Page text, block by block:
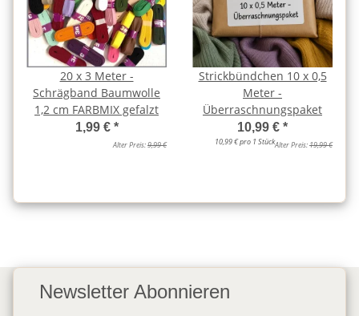
20 x 3 Meter -
Schrägband Baumwolle
1,2 cm FARBMIX gefalzt
1,99 € *
Alter Preis:9,99 €
Strickbündchen 10 x 0,5
Meter -
Überraschnungspaket
10,99 € *
10,99 € pro 1 StückAlter Preis:19,99 €
Newsletter Abonnieren